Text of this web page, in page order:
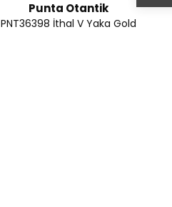
Punta Otantik
PNT36398 İthal V Yaka Gold